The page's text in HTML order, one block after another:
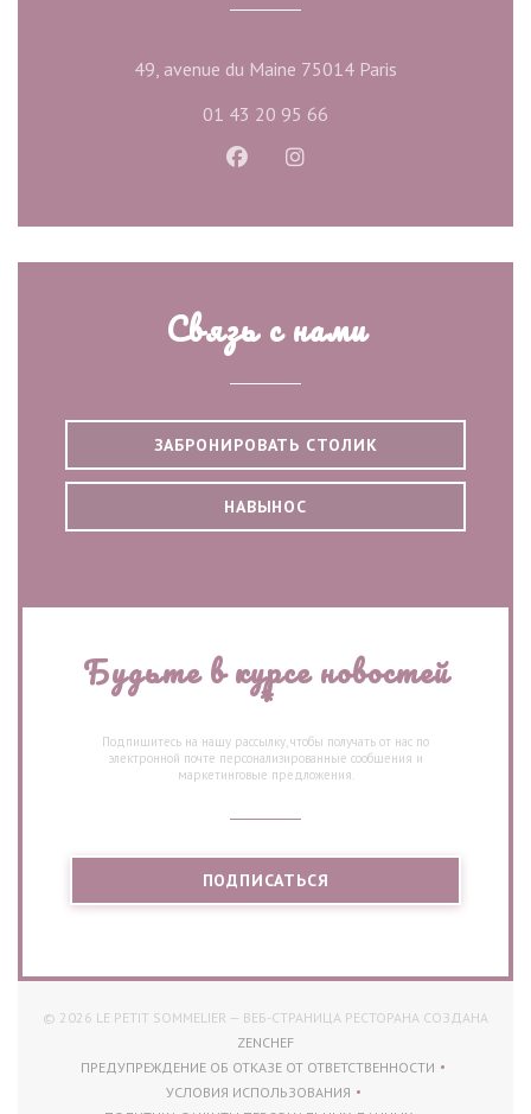
49, avenue du Maine 75014 Paris
01 43 20 95 66
Facebook ((открывается в
Instagram ((открывается
Связь с нами
ЗАБРОНИРОВАТЬ СТОЛИК
НАВЫНОС
Будьте в курсе новостей
*
Подпишитесь на нашу рассылку, чтобы получать от нас по
электронной почте персонализированные сообщения и
маркетинговые предложения.
ПОДПИСАТЬСЯ
© 2026 LE PETIT SOMMELIER — ВЕБ-СТРАНИЦА РЕСТОРАНА СОЗДАНА
ZENCHEF((ОТКРЫВАЕТСЯ В НОВОМ ОКНЕ))
ПРЕДУПРЕЖДЕНИЕ ОБ ОТКАЗЕ ОТ ОТВЕТСТВЕННОСТИ
((ОТКРЫВАЕТСЯ В НОВОМ ОКНЕ))
УСЛОВИЯ ИСПОЛЬЗОВАНИЯ
((ОТКРЫВАЕТСЯ В НОВОМ ОКНЕ))